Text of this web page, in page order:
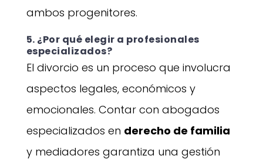
ambos progenitores.
5. ¿Por qué elegir a profesionales
especializados?
El divorcio es un proceso que involucra
aspectos legales, económicos y
emocionales. Contar con abogados
especializados en derecho de familia
y mediadores garantiza una gestión